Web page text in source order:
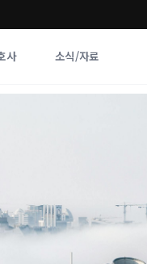
사 소식/자료